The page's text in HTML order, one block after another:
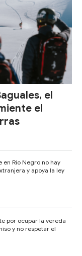
el
el
Río Negro no hay
y apoya la ley
por ocupar la vereda
y no respetar el